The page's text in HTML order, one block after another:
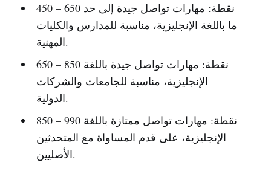
450 – 650 نقطة: مهارات تواصل جيدة إلى حد
ما باللغة الإنجليزية، مناسبة للمدارس والكليات
المهنية.
650 – 850 نقطة: مهارات تواصل جيدة باللغة
الإنجليزية، مناسبة للجامعات والشركات
الدولية.
850 – 990 نقطة: مهارات تواصل ممتازة باللغة
الإنجليزية، على قدم المساواة مع المتحدثين
الأصليين.